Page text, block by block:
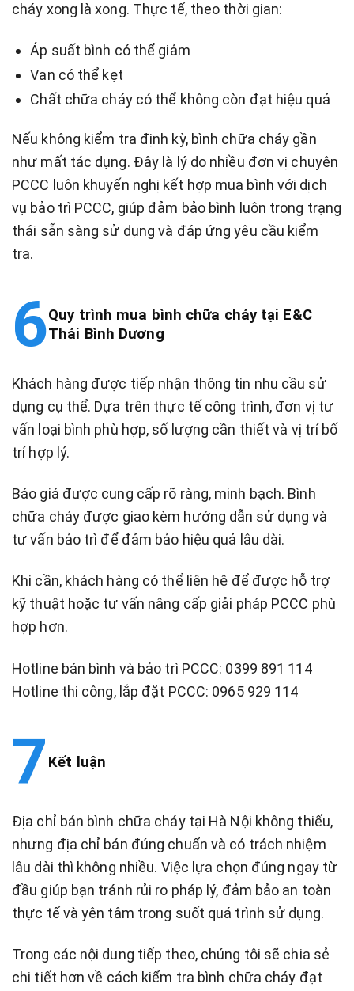
cháy xong là xong. Thực tế, theo thời gian:
Áp suất bình có thể giảm
Van có thể kẹt
Chất chữa cháy có thể không còn đạt hiệu quả
Nếu không kiểm tra định kỳ, bình chữa cháy gần
như mất tác dụng. Đây là lý do nhiều đơn vị chuyên
PCCC luôn khuyến nghị kết hợp mua bình với dịch
vụ bảo trì PCCC, giúp đảm bảo bình luôn trong trạng
thái sẵn sàng sử dụng và đáp ứng yêu cầu kiểm
tra.
Quy trình mua bình chữa cháy tại E&C
Thái Bình Dương
Khách hàng được tiếp nhận thông tin nhu cầu sử
dụng cụ thể. Dựa trên thực tế công trình, đơn vị tư
vấn loại bình phù hợp, số lượng cần thiết và vị trí bố
trí hợp lý.
Báo giá được cung cấp rõ ràng, minh bạch. Bình
chữa cháy được giao kèm hướng dẫn sử dụng và
tư vấn bảo trì để đảm bảo hiệu quả lâu dài.
Khi cần, khách hàng có thể liên hệ để được hỗ trợ
kỹ thuật hoặc tư vấn nâng cấp giải pháp PCCC phù
hợp hơn.
Hotline bán bình và bảo trì PCCC: 0399 891 114
Hotline thi công, lắp đặt PCCC: 0965 929 114
Kết luận
Địa chỉ bán bình chữa cháy tại Hà Nội không thiếu,
nhưng địa chỉ bán đúng chuẩn và có trách nhiệm
lâu dài thì không nhiều. Việc lựa chọn đúng ngay từ
đầu giúp bạn tránh rủi ro pháp lý, đảm bảo an toàn
thực tế và yên tâm trong suốt quá trình sử dụng.
Trong các nội dung tiếp theo, chúng tôi sẽ chia sẻ
chi tiết hơn về cách kiểm tra bình chữa cháy đạt